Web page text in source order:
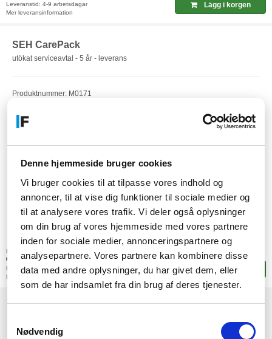
Denne hjemmeside bruger cookies
Vi bruger cookies til at tilpasse vores indhold og
annoncer, til at vise dig funktioner til sociale medier og
til at analysere vores trafik. Vi deler også oplysninger
om din brug af vores hjemmeside med vores partnere
inden for sociale medier, annonceringspartnere og
analysepartnere. Vores partnere kan kombinere disse
data med andre oplysninger, du har givet dem, eller
som de har indsamlet fra din brug af deres tjenester.
Nødvendig
Leveranstid: 4-9 arbetsdagar
Mer leveransinformation
Lägg i korgen
SEH CarePack
utökat serviceavtal - 5 år - leverans
Produktnummer: M0171
Artikelnummer: F24669377
Lagerstatus:
2 stk. i fjärrlagring
Leveranstid: 4-9 arbetsdagar
Mer leveransinformation
4.126,-SEK
Lägg i korgen